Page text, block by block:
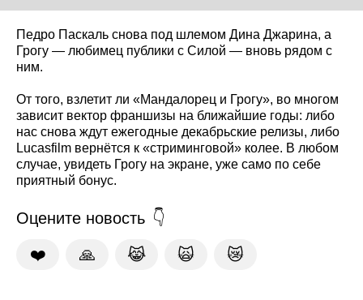
Педро Паскаль снова под шлемом Дина Джарина, а
Грогу — любимец публики с Силой — вновь рядом с
ним.
От того, взлетит ли «Мандалорец и Грогу», во многом
зависит вектор франшизы на ближайшие годы: либо
нас снова ждут ежегодные декабрьские релизы, либо
Lucasfilm вернётся к «стриминговой» колее. В любом
случае, увидеть Грогу на экране, уже само по себе
приятный бонус.
Оцените новость
❤️ 🙏 😹 🙀 😿